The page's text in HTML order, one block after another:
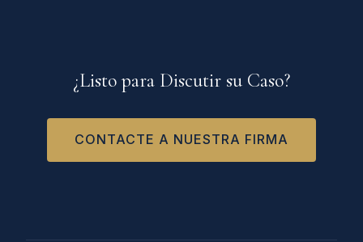
¿Listo para Discutir su Caso?
CONTACTE A NUESTRA FIRMA